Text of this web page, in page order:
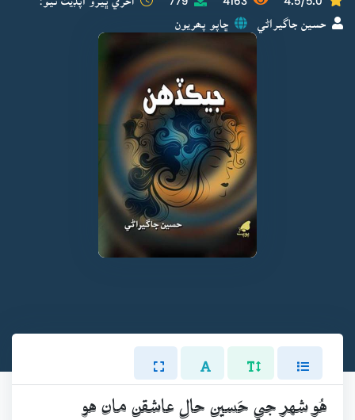
حسين جاگيراڻي ڇاپو پھريون
هُو شهر جي حَسين حال عاشقن مان هو